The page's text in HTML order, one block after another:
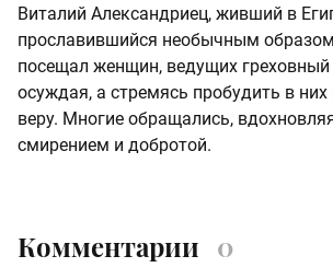
Виталий Александриец, живший в
прославившийся необычным
посещал женщин, ведущих греховный
осуждая, а стремясь пробудить в них
веру. Многие обращались,
смирением и добротой.
Комментарии 0